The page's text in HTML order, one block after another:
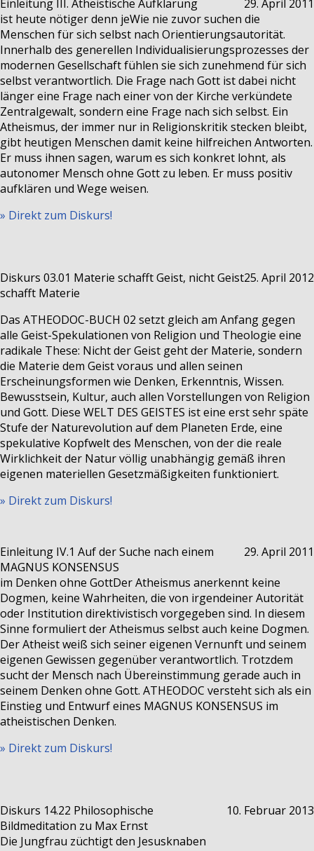
Einleitung III. 29. April 2011
Atheistische Aufklärung
ist heute nötiger denn jeWie nie zuvor suchen die
Menschen für sich selbst nach Orientierungsautorität.
Innerhalb des generellen Individualisierungsprozesses der
modernen Gesellschaft fühlen sie sich zunehmend für sich
selbst verantwortlich. Die Frage nach Gott ist dabei nicht
länger eine Frage nach einer von der Kirche verkündete
Zentralgewalt, sondern eine Frage nach sich selbst. Ein
Atheismus, der immer nur in Religionskritik stecken bleibt,
gibt heutigen Menschen damit keine hilfreichen Antworten.
Er muss ihnen sagen, warum es sich konkret lohnt, als
autonomer Mensch ohne Gott zu leben. Er muss positiv
aufklären und Wege weisen.
» Direkt zum Diskurs!
Diskurs 03.01 25. April 2012
Materie schafft Geist, nicht Geist
schafft Materie
Das ATHEODOC-BUCH 02 setzt gleich am Anfang gegen
alle Geist-Spekulationen von Religion und Theologie eine
radikale These: Nicht der Geist geht der Materie, sondern
die Materie dem Geist voraus und allen seinen
Erscheinungsformen wie Denken, Erkenntnis, Wissen.
Bewusstsein, Kultur, auch allen Vorstellungen von Religion
und Gott. Diese WELT DES GEISTES ist eine erst sehr späte
Stufe der Naturevolution auf dem Planeten Erde, eine
spekulative Kopfwelt des Menschen, von der die reale
Wirklichkeit der Natur völlig unabhängig gemäß ihren
eigenen materiellen Gesetzmäßigkeiten funktioniert.
» Direkt zum Diskurs!
Einleitung IV.1 29. April 2011
Auf der Suche nach einem
MAGNUS KONSENSUS
im Denken ohne GottDer Atheismus anerkennt keine
Dogmen, keine Wahrheiten, die von irgendeiner Autorität
oder Institution direktivistisch vorgegeben sind. In diesem
Sinne formuliert der Atheismus selbst auch keine Dogmen.
Der Atheist weiß sich seiner eigenen Vernunft und seinem
eigenen Gewissen gegenüber verantwortlich. Trotzdem
sucht der Mensch nach Übereinstimmung gerade auch in
seinem Denken ohne Gott. ATHEODOC versteht sich als ein
Einstieg und Entwurf eines MAGNUS KONSENSUS im
atheistischen Denken.
» Direkt zum Diskurs!
Diskurs 14.22 10. Februar 2013
Philosophische
Bildmeditation zu Max Ernst
Die Jungfrau züchtigt den Jesusknaben